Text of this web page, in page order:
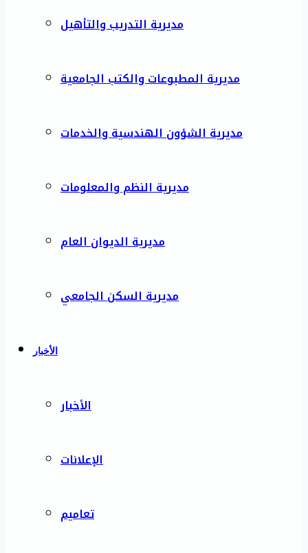
مديرية التدريب والتأهيل
مديرية المطبوعات والكتب الجامعية
مديرية الشؤون الهندسية والخدمات
مديرية النظم والمعلومات
مديرية الديوان العام
مديرية السكن الجامعي
الأخبار
الأخبار
الإعلانات
تعاميم